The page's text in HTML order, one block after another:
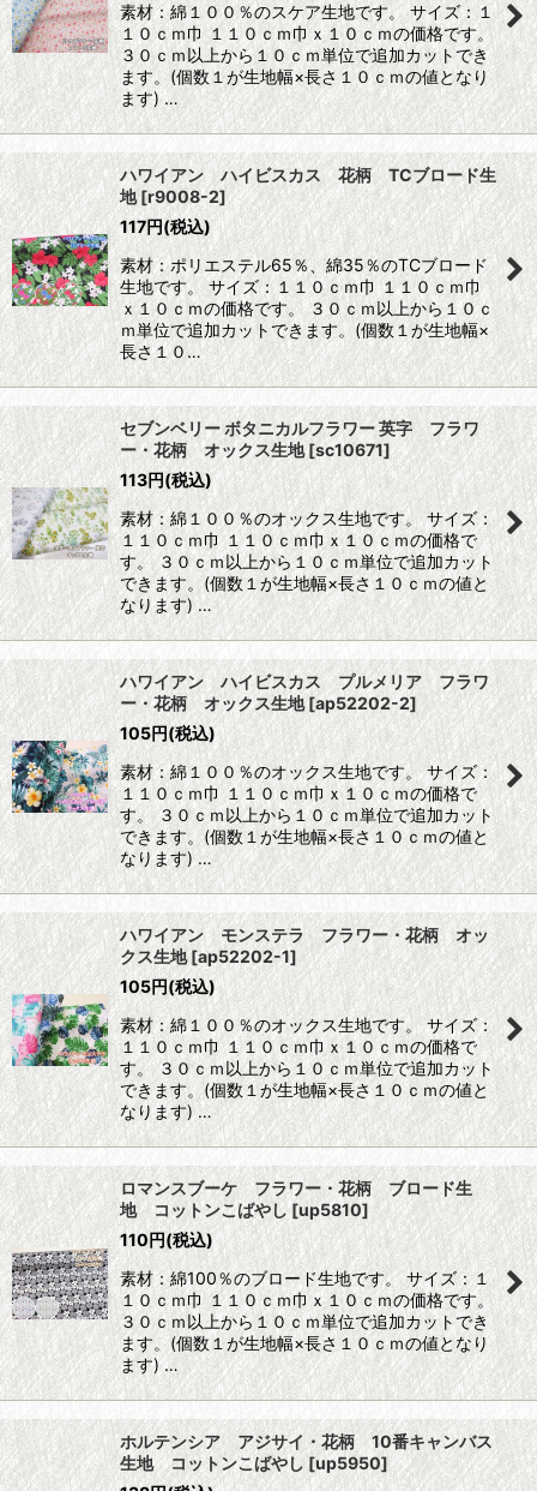
素材：綿１００％のスケア生地です。 サイズ：１
１０ｃｍ巾 １１０ｃｍ巾ｘ１０ｃｍの価格です。
３０ｃｍ以上から１０ｃｍ単位で追加カットでき
ます。(個数１が生地幅×長さ１０ｃｍの値となり
ます) …
ハワイアン ハイビスカス 花柄 TCブロード生
地[r9008-2]
117円(税込)
素材：ポリエステル65％、綿35％のTCブロード
生地です。 サイズ：１１０ｃｍ巾 １１０ｃｍ巾
ｘ１０ｃｍの価格です。 ３０ｃｍ以上から１０ｃ
ｍ単位で追加カットできます。(個数１が生地幅×
長さ１０…
セブンベリー ボタニカルフラワー 英字 フラワ
ー・花柄 オックス生地[sc10671]
113円(税込)
素材：綿１００％のオックス生地です。 サイズ：
１１０ｃｍ巾 １１０ｃｍ巾ｘ１０ｃｍの価格で
す。 ３０ｃｍ以上から１０ｃｍ単位で追加カット
できます。(個数１が生地幅×長さ１０ｃｍの値と
なります) …
ハワイアン ハイビスカス プルメリア フラワ
ー・花柄 オックス生地[ap52202-2]
105円(税込)
素材：綿１００％のオックス生地です。 サイズ：
１１０ｃｍ巾 １１０ｃｍ巾ｘ１０ｃｍの価格で
す。 ３０ｃｍ以上から１０ｃｍ単位で追加カット
できます。(個数１が生地幅×長さ１０ｃｍの値と
なります) …
ハワイアン モンステラ フラワー・花柄 オッ
クス生地[ap52202-1]
105円(税込)
素材：綿１００％のオックス生地です。 サイズ：
１１０ｃｍ巾 １１０ｃｍ巾ｘ１０ｃｍの価格で
す。 ３０ｃｍ以上から１０ｃｍ単位で追加カット
できます。(個数１が生地幅×長さ１０ｃｍの値と
なります) …
ロマンスブーケ フラワー・花柄 ブロード生
地 コットンこばやし [up5810]
110円(税込)
素材：綿100％のブロード生地です。 サイズ：１
１０ｃｍ巾 １１０ｃｍ巾ｘ１０ｃｍの価格です。
３０ｃｍ以上から１０ｃｍ単位で追加カットでき
ます。(個数１が生地幅×長さ１０ｃｍの値となり
ます) …
ホルテンシア アジサイ・花柄 10番キャンバス
生地 コットンこばやし [up5950]